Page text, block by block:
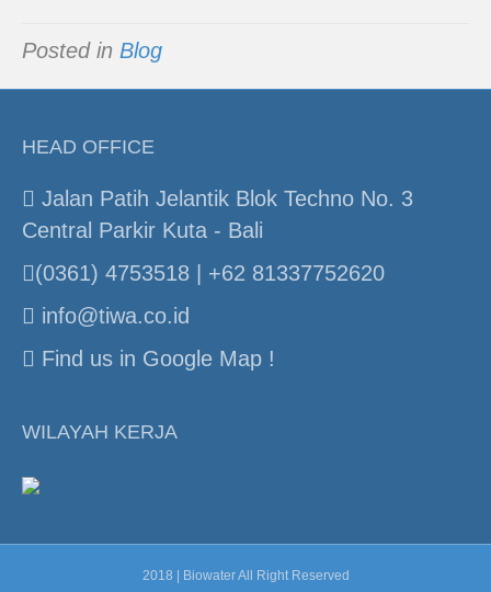
Posted in Blog
HEAD OFFICE
Jalan Patih Jelantik Blok Techno No. 3
Central Parkir Kuta - Bali
(0361) 4753518 | +62 81337752620
info@tiwa.co.id
Find us in Google Map !
WILAYAH KERJA
2018 | Biowater All Right Reserved